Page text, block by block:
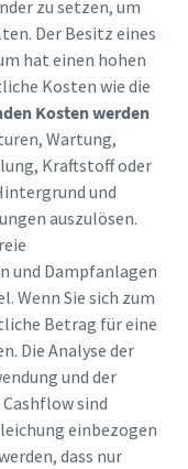
zu setzen, um
Der Besitz eines
hat einen hohen
Kosten wie die
Kosten werden
Wartung,
Kraftstoff oder
und
auszulösen.
und Dampfanlagen
Wenn Sie sich zum
Betrag für eine
Die Analyse der
und der
sind
einbezogen
dass nur